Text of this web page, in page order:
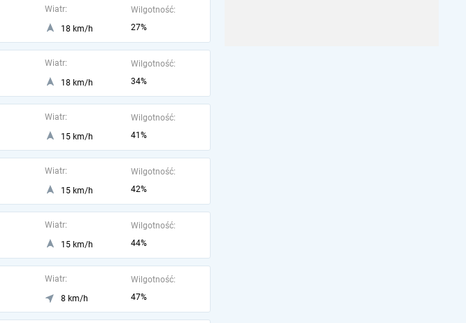
Wiatr:
18 km/h
Wilgotność:
27%
Wiatr:
18 km/h
Wilgotność:
34%
Wiatr:
15 km/h
Wilgotność:
41%
Wiatr:
15 km/h
Wilgotność:
42%
Wiatr:
15 km/h
Wilgotność:
44%
Wiatr:
8 km/h
Wilgotność:
47%